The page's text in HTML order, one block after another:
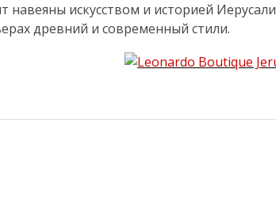
навеяны искусством и историей
древний и современный стили.